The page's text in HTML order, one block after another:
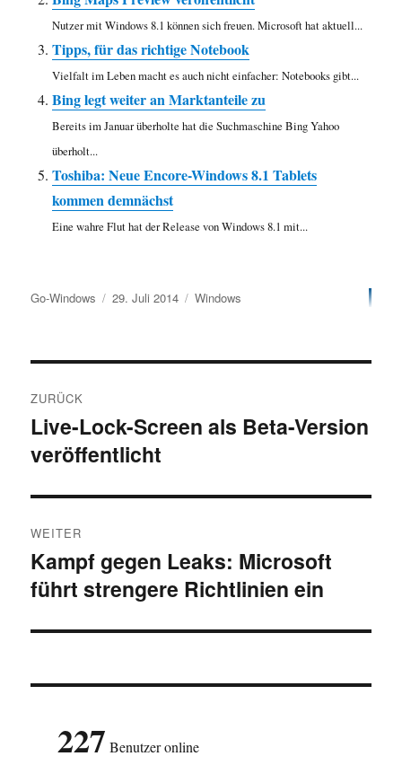
Nutzer mit Windows 8.1 können sich freuen. Microsoft hat aktuell...
Tipps, für das richtige Notebook
Vielfalt im Leben macht es auch nicht einfacher: Notebooks gibt...
Bing legt weiter an Marktanteile zu
Bereits im Januar überholte hat die Suchmaschine Bing Yahoo
überholt...
Toshiba: Neue Encore-Windows 8.1 Tablets
kommen demnächst
Eine wahre Flut hat der Release von Windows 8.1 mit...
Autor
Go-Windows
Veröffentlicht
29. Juli 2014 Kategorien
Windows
ZURÜCK
Vorheriger
Beitrag:
Live-Lock-Screen als Beta-Version
veröffentlicht
WEITER
Nächster
Beitrag:
Kampf gegen Leaks: Microsoft
führt strengere Richtlinien ein
227 Benutzer online